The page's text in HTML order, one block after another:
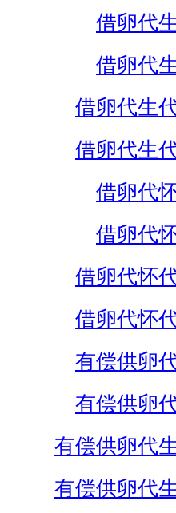
借卵代
借卵代
借卵代生
借卵代生
借卵代
借卵代
借卵代怀
借卵代怀
有偿供卵
有偿供卵
有偿供卵代
有偿供卵代